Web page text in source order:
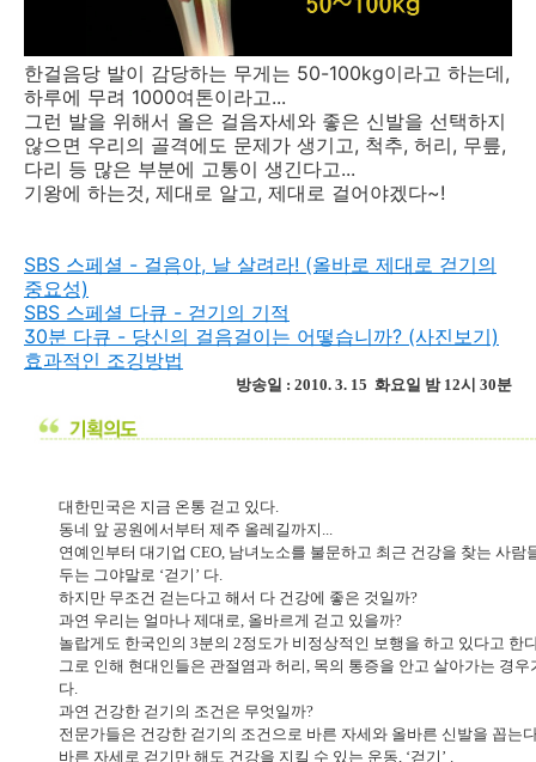
한걸음당 발이 감당하는 무게는 50-100kg이라고 하는데,
하루에 무려 1000여톤이라고...
그런 발을 위해서 올은 걸음자세와 좋은 신발을 선택하지
않으면 우리의 골격에도 문제가 생기고, 척추, 허리, 무릎,
다리 등 많은 부분에 고통이 생긴다고...
기왕에 하는것, 제대로 알고, 제대로 걸어야겠다~!
SBS 스페셜 - 걸음아, 날 살려라! (올바로 제대로 걷기의
중요성)
SBS 스페셜 다큐 - 걷기의 기적
30분 다큐 - 당신의 걸음걸이는 어떻습니까? (사진보기)
효과적인 조깅방법
방송일 : 2010. 3. 15 화요일 밤 12시 30분
대한민국은 지금 온통 걷고 있다.
동네 앞 공원에서부터 제주 올레길까지...
연예인부터 대기업 CEO, 남녀노소를 불문하고 최근 건강을 찾는 사람
두는 그야말로 ‘걷기’ 다.
하지만 무조건 걷는다고 해서 다 건강에 좋은 것일까?
과연 우리는 얼마나 제대로, 올바르게 걷고 있을까?
놀랍게도 한국인의 3분의 2정도가 비정상적인 보행을 하고 있다고 한
그로 인해 현대인들은 관절염과 허리, 목의 통증을 안고 살아가는 경우
다.
과연 건강한 걷기의 조건은 무엇일까?
전문가들은 건강한 걷기의 조건으로 바른 자세와 올바른 신발을 꼽는
바른 자세로 걷기만 해도 건강을 지킬 수 있는 운동, ‘걷기’ .